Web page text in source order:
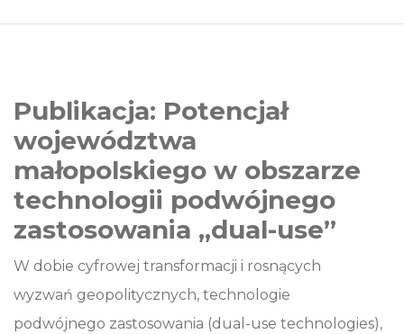
Publikacja: Potencjał
województwa
małopolskiego w obszarze
technologii podwójnego
zastosowania „dual-use”
W dobie cyfrowej transformacji i rosnących
wyzwań geopolitycznych, technologie
podwójnego zastosowania (dual-use technologies),